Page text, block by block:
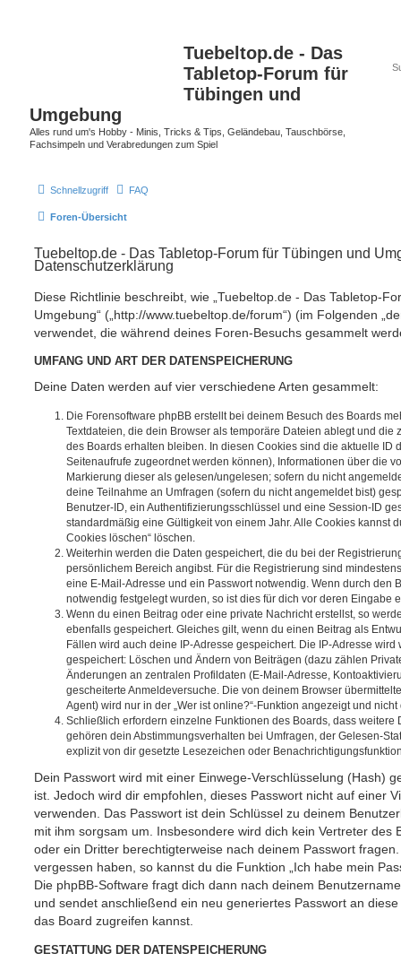
Tuebeltop.de - Das
Tabletop-Forum für
Tübingen und
Umgebung
Alles rund um's Hobby - Minis, Tricks & Tips, Geländebau, Tauschbörse,
Fachsimpeln und Verabredungen zum Spiel
Schnellzugriff FAQ
Foren-Übersicht
Tuebeltop.de - Das Tabletop-Forum für Tübingen und
Datenschutzerklärung
Diese Richtlinie beschreibt, wie „Tuebeltop.de - Das Tabletop-
Umgebung“ („http://www.tuebeltop.de/forum“) (im Folgenden
verwendet, die während deines Foren-Besuchs gesammelt
UMFANG UND ART DER DATENSPEICHERUNG
Deine Daten werden auf vier verschiedene Arten gesammelt:
Die Forensoftware phpBB erstellt bei deinem Besuch des Boards
Textdateien, die dein Browser als temporäre Dateien ablegt und die
des Boards erhalten bleiben. In diesen Cookies sind die aktuelle ID
Seitenaufrufe zugeordnet werden können), Informationen über die
Markierung dieser als gelesen/ungelesen; sofern du nicht
deine Teilnahme an Umfragen (sofern du nicht angemeldet bist)
Benutzer-ID, ein Authentifizierungsschlüssel und eine Session-ID
standardmäßig eine Gültigkeit von einem Jahr. Alle Cookies kannst
Cookies löschen“ löschen.
Weiterhin werden die Daten gespeichert, die du bei der
persönlichem Bereich angibst. Für die Registrierung sind
eine E-Mail-Adresse und ein Passwort notwendig. Wenn durch den
notwendig festgelegt wurden, so ist dies für dich vor deren Eingabe
Wenn du einen Beitrag oder eine private Nachricht erstellst, so
ebenfalls gespeichert. Gleiches gilt, wenn du einen Beitrag als
Fällen wird auch deine IP-Adresse gespeichert. Die IP-Adresse
gespeichert: Löschen und Ändern von Beiträgen (dazu zählen
Änderungen an zentralen Profildaten (E-Mail-Adresse,
gescheiterte Anmeldeversuche. Die von deinem Browser
Agent) wird nur in der „Wer ist online?“-Funktion angezeigt und
Schließlich erfordern einzelne Funktionen des Boards, dass weitere
gehören dein Abstimmungsverhalten bei Umfragen, der Gelesen-
explizit von dir gesetzte Lesezeichen oder
Dein Passwort wird mit einer Einwege-Verschlüsselung (Hash)
ist. Jedoch wird dir empfohlen, dieses Passwort nicht auf einer
verwenden. Das Passwort ist dein Schlüssel zu deinem
mit ihm sorgsam um. Insbesondere wird dich kein Vertreter des
oder ein Dritter berechtigterweise nach deinem Passwort
vergessen haben, so kannst du die Funktion „Ich habe mein
Die phpBB-Software fragt dich dann nach deinem
und sendet anschließend ein neu generiertes Passwort an
das Board zugreifen kannst.
GESTATTUNG DER DATENSPEICHERUNG